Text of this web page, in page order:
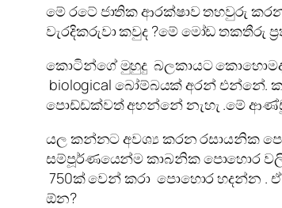
මේ රටේ ජාතික ආරක්ෂාව තහවුරු
වැරදිකරුවා කවුද ?මේ මෝඩ තකතීරු
කොටින්ගේ මුහුදු බලකායට කොහොමද
biological බෝම්බයක් අරන්
පොඩ්ඩක්වත් අහන්නේ නැහැ .මේ
යල කන්නට අවශ්‍ය කරන රසායනික
සම්පූර්ණයෙන්ම කාබනික පොහොර
750ක් වෙන් කරා පොහොර හදන්න .
ඕන?